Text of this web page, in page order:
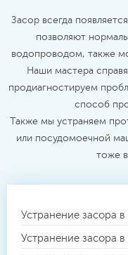
Засор всегда
позволяют
водопроводом, также
Наши мастера
продиагностируем
способ
Также мы устраняем
или посудомоечной
тоже
Устранение засора
Устранение засора в